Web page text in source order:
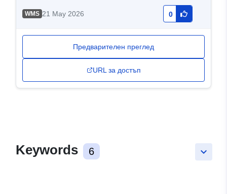
WMS 21 May 2026 0
Предварителен преглед
URL за достъп
keyboard_arrow_down
Keywords 6